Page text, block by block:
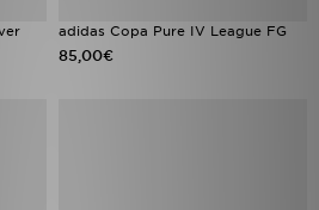
adidas Copa Pure IV League FG
85,00€